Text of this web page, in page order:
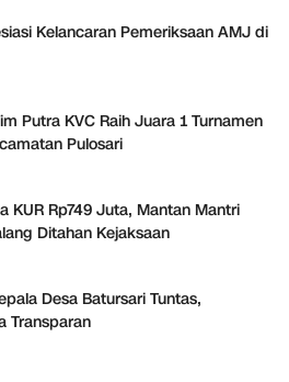
Kelancaran Pemeriksaan AMJ di
Putra KVC Raih Juara 1 Turnamen
Pulosari
KUR Rp749 Juta, Mantan Mantri
Ditahan Kejaksaan
Desa Batursari Tuntas,
Transparan